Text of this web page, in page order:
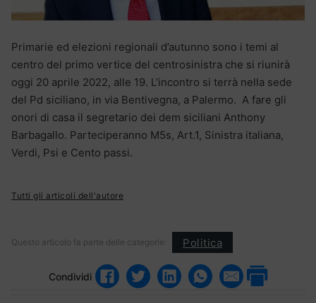
Primarie ed elezioni regionali d’autunno sono i temi al
centro del primo vertice del centrosinistra che si riunirà
oggi 20 aprile 2022, alle 19. L’incontro si terrà nella sede
del Pd siciliano, in via Bentivegna, a Palermo. A fare gli
onori di casa il segretario dei dem siciliani Anthony
Barbagallo. Parteciperanno M5s, Art.1, Sinistra italiana,
Verdi, Psi e Cento passi.
Tutti gli articoli dell'autore
Questo articolo fa parte delle categorie: Politica
Condividi